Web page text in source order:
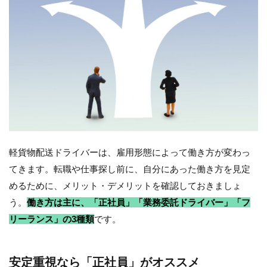
軽貨物配送ドライバーは、雇用形態によって働き方が変わっ
てきます。転職や仕事探し前に、自分にあった働き方を見定
めるために、メリット・デメリットを確認しておきましょ
う。 働き方は主に、「正社員」「業務委託ドライバー」「フ
リーランス」の3種類です。
安定重視なら「正社員」がオススメ